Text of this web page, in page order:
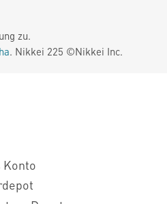
zu.
. Nikkei 225 ©Nikkei Inc.
Konto